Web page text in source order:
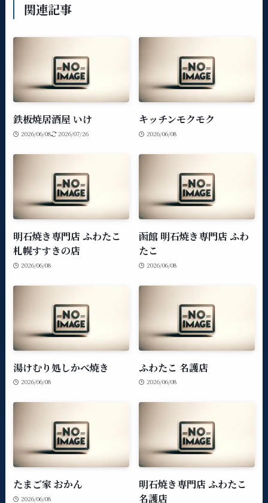
関連記事
鉄板焼居酒屋 いけ
2026/06/08 2026/07/26
キッチンモクモク
2026/06/08
明石焼き専門店 ふわたこ
札幌すすきの店
2026/06/08
函館 明石焼き専門店 ふわ
たこ
2026/06/08
湯けむり処しかべ焼き
2026/06/08
ふわたこ 名護店
2026/06/08
たまご家 おかん
2026/06/08
明石焼き専門店 ふわたこ
名護店